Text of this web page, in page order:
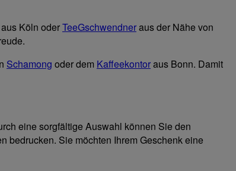
aus Köln oderTeeGschwendneraus der Nähe von
Schamong oder dem Kaffeekontoraus Bonn. Damit
eine sorgfältige Auswahl können Sie den
bedrucken. Sie möchten Ihrem Geschenk eine